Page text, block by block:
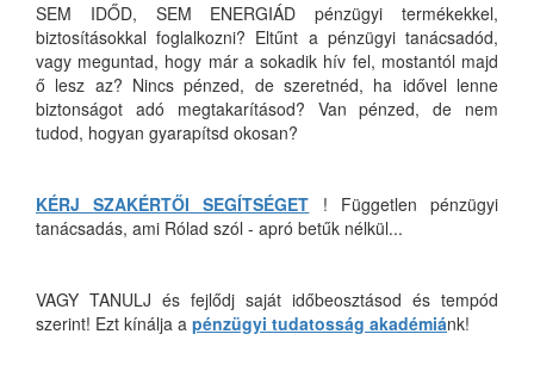
SEM IDŐD, SEM ENERGIÁD pénzügyi termékekkel,
biztosításokkal foglalkozni? Eltűnt a pénzügyi tanácsadód,
vagy meguntad, hogy már a sokadik hív fel, mostantól majd
ő lesz az? Nincs pénzed, de szeretnéd, ha idővel lenne
biztonságot adó megtakarításod? Van pénzed, de nem
tudod, hogyan gyarapítsd okosan?
KÉRJ SZAKÉRTŐI SEGÍTSÉGET ! Független pénzügyi
tanácsadás, ami Rólad szól - apró betűk nélkül...
VAGY TANULJ és fejlődj saját időbeosztásod és tempód
szerint! Ezt kínálja a pénzügyi tudatosság akadémiánk!